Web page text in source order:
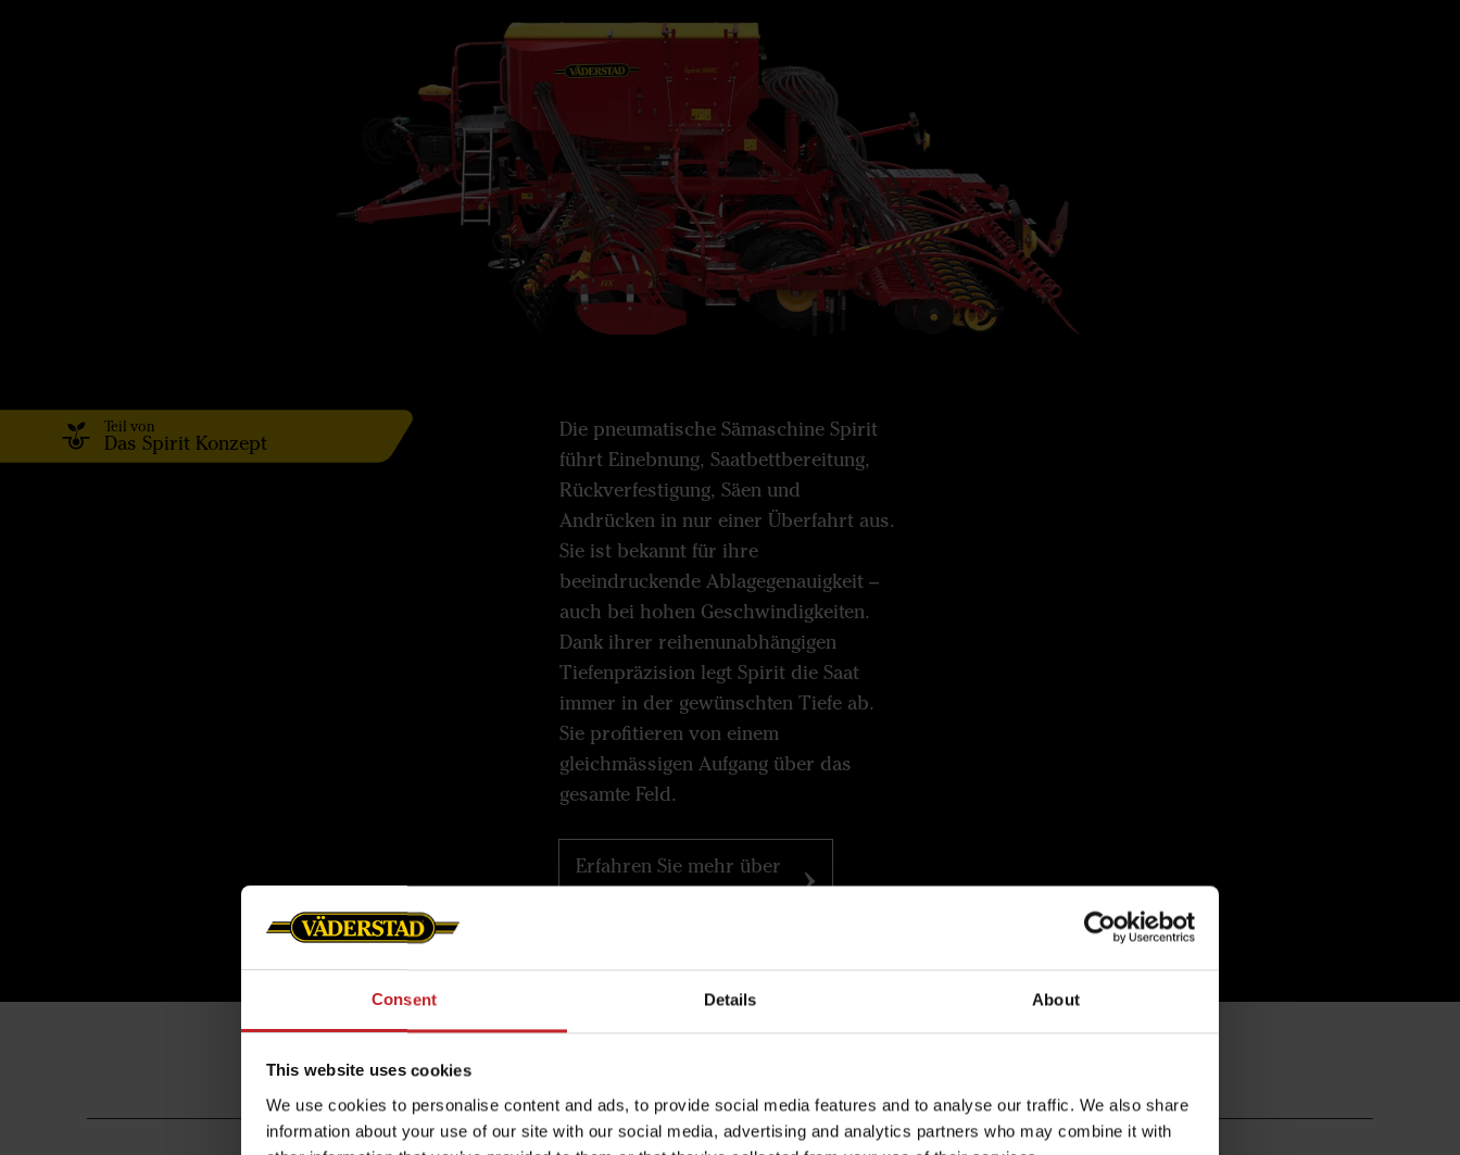
Consent Details About
This website uses cookies
We use cookies to personalise content and ads, to provide social media features and to analyse our traffic. We also share
information about your use of our site with our social media, advertising and analytics partners who may combine it with
Teil von
Das Spirit Konzept
Die pneumatische Sämaschine Spirit
führt Einebnung, Saatbettbereitung,
Rückverfestigung, Säen und
Andrücken in nur einer Überfahrt aus.
Sie ist bekannt für ihre
beeindruckende Ablagegenauigkeit –
auch bei hohen Geschwindigkeiten.
Dank ihrer reihenunabhängigen
Tiefenpräzision legt Spirit die Saat
immer in der gewünschten Tiefe ab.
Sie profitieren von einem
gleichmässigen Aufgang über das
gesamte Feld.
Erfahren Sie mehr über